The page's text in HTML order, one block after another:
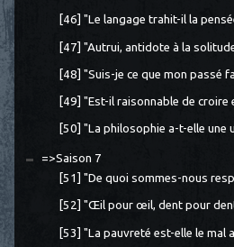
[46] "Le langage trahit-il la
[47] "Autrui, antidote à la
[48] "Suis-je ce que mon passé
[49] "Est-il raisonnable de croire
[50] "La philosophie a-t-elle une
=>Saison 7
[51] "De quoi sommes-nous
[52] "Œil pour œil, dent pour
[53] "La pauvreté est-elle le mal